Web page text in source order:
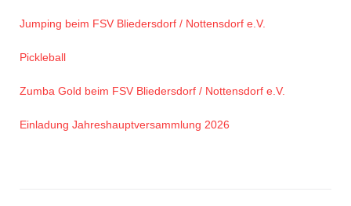
Jumping beim FSV Bliedersdorf / Nottensdorf e.V.
Pickleball
Zumba Gold beim FSV Bliedersdorf / Nottensdorf e.V.
Einladung Jahreshauptversammlung 2026